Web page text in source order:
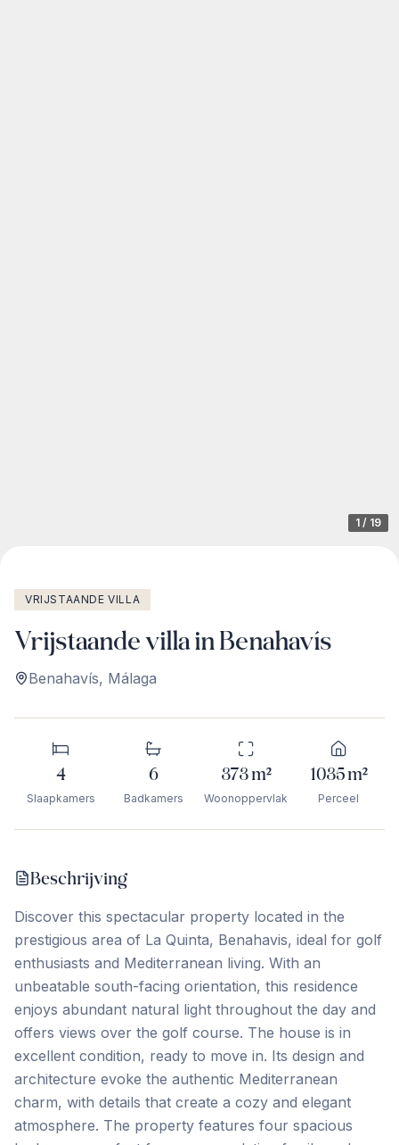
1 / 19
VRIJSTAANDE VILLA
Vrijstaande villa in Benahavís
Benahavís, Málaga
4
Slaapkamers
6
Badkamers
373m²
Woonoppervlak
1035m²
Perceel
Beschrijving
Discover this spectacular property located in the
prestigious area of La Quinta, Benahavis, ideal for golf
enthusiasts and Mediterranean living. With an
unbeatable south-facing orientation, this residence
enjoys abundant natural light throughout the day and
offers views over the golf course. The house is in
excellent condition, ready to move in. Its design and
architecture evoke the authentic Mediterranean
charm, with details that create a cozy and elegant
atmosphere. The property features four spacious